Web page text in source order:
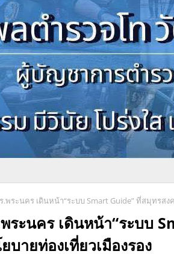
.พระนคร เดินหน้า“ระบบ Smart Guide” ที่สมุทรส
ระนคร เดินหน้า“ระบบ
บายท่องเที่ยวเมืองรอง